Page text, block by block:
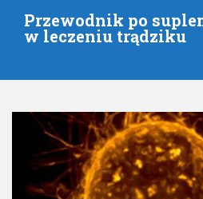
j
Przewodnik po
w leczeniu trądziku